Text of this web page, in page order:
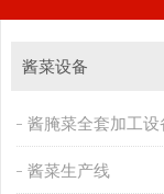
酱菜设备
酱腌菜全套加工设
酱菜生产线